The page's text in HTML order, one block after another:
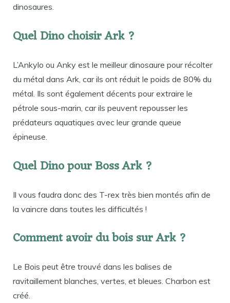
dinosaures.
Quel Dino choisir Ark ?
L’Ankylo ou Anky est le meilleur dinosaure pour récolter
du métal dans Ark, car ils ont réduit le poids de 80% du
métal. Ils sont également décents pour extraire le
pétrole sous-marin, car ils peuvent repousser les
prédateurs aquatiques avec leur grande queue
épineuse.
Quel Dino pour Boss Ark ?
Il vous faudra donc des T-rex très bien montés afin de
la vaincre dans toutes les difficultés !
Comment avoir du bois sur Ark ?
Le Bois peut être trouvé dans les balises de
ravitaillement blanches, vertes, et bleues. Charbon est
créé.